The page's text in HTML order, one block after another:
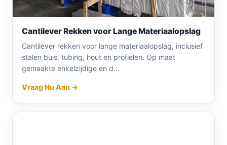
Cantilever Rekken voor Lange Materiaalopslag
Cantilever rekken voor lange materiaalopslag, inclusief
stalen buis, tubing, hout en profielen. Op maat
gemaakte enkelzijdige en d...
Vraag Nu Aan →